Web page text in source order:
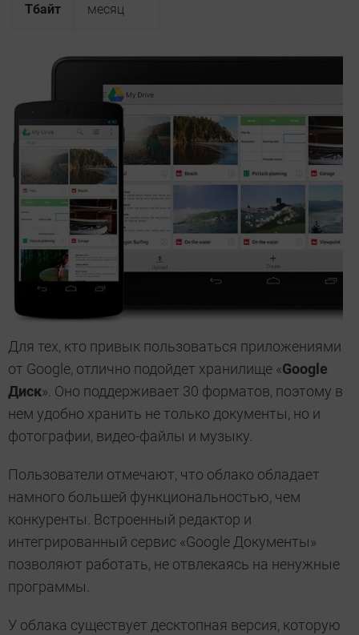
Тбайт
месяц
Для тех, кто привык пользоваться приложениями
от Google, отлично подойдет хранилище «Google
Диск». Оно поддерживает 30 форматов, поэтому в
нем удобно хранить не только документы, но и
фотографии, видео-файлы и музыку.
Пользователи отмечают, что облако обладает
намного большей функциональностью, чем
конкуренты. Встроенный редактор и
интегрированный сервис «Google Документы»
позволяют работать, не отвлекаясь на ненужные
программы.
У облака существует десктопная версия, которую